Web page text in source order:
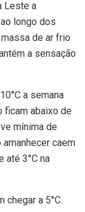
Leste a
longo dos
de ar frio
a sensação
a semana
ficam abaixo de
mínima de
amanhecer caem
até 3°C na
chegar a 5°C.